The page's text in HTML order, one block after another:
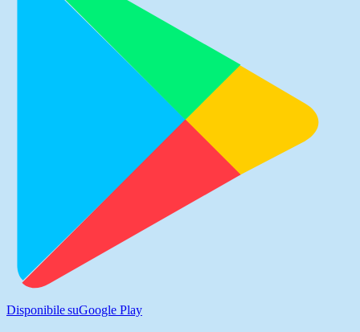
Disponibile suGoogle Play